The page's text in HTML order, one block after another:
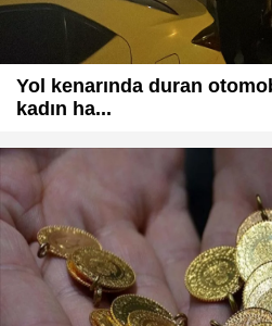
Yol kenarında duran
kadın ha...